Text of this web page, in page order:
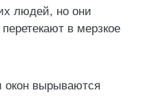
людей, но они
в мерзкое
вырываются